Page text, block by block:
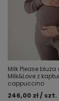
Milk Please
Milk&Love z
cappuccino
246,00 zł / szt.